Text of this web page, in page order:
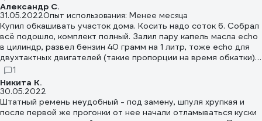
отдых. Если не пренебречь этими рекомендациями, думаю
прослужит долго. При работе не перегревать,
Александр С.
31.05.2022Опыт использования: Менее месяца
Купил обкашивать участок дома. Косить надо соток 6. Собрал
всё подошло, комплект полный. Залил пару капель масла echo
в цилиндр, развел бензин 40 грамм на 1 литр, тоже echo для
двухтактных двигателей (такие пропорции на время обкатки),
залил, запустил поработал на холостых пару минут, всё
отлично. Пошёл косить почти на максимальных оборотах, как
советуют. 10 минут кошу, 10 минут отдыхает пила, так два
бака сжёг, т.е. 2 литра. Полёт нормальный. Думаю работать
будет.
1
Никита К.
30.05.2022
Штатный ремень неудобный - под замену, шпуля хрупкая и
после первой же прогонки от нее начали отламываться куски